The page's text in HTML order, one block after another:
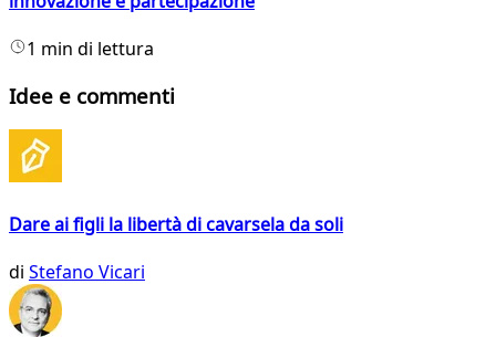
1 min di lettura
Idee e commenti
Dare ai figli la libertà di cavarsela da soli
di Stefano Vicari